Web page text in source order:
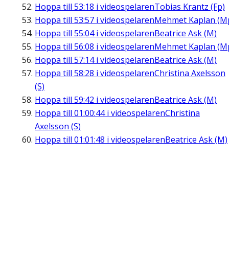
Hoppa till 53:18 i videospelarenTobias Krantz (Fp)
Hoppa till 53:57 i videospelarenMehmet Kaplan
Hoppa till 55:04i videospelarenBeatrice Ask (M)
Hoppa till 56:08 i videospelarenMehmet Kaplan
Hoppa till 57:14i videospelarenBeatrice Ask (M)
Hoppa till 58:28 i videospelarenChristina Axelsson
(S)
Hoppa till 59:42 i videospelarenBeatrice Ask (M)
Hoppa till 01:00:44i videospelarenChristina
Axelsson (S)
Hoppa till 01:01:48 i videospelarenBeatrice Ask (M)